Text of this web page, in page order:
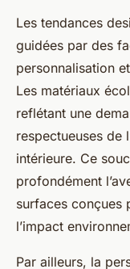
Les tendances
guidées par des
personnalisation
Les matériaux
reflétant une
respectueuses de
intérieure. Ce
profondément
surfaces conçues
l’impact
Par ailleurs, la